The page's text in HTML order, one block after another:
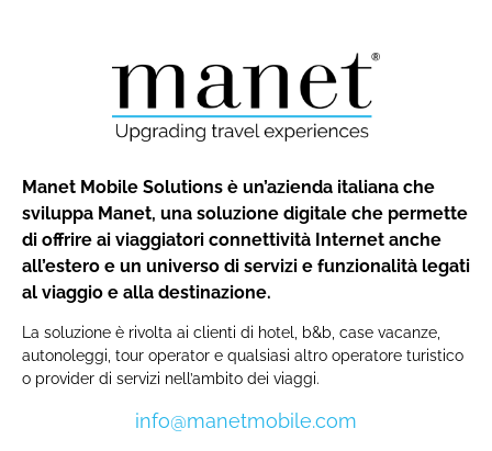
Manet Mobile Solutions è un’azienda italiana che
sviluppa Manet, una soluzione digitale che permette
di offrire ai viaggiatori connettività Internet anche
all’estero e un universo di servizi e funzionalità legati
al viaggio e alla destinazione.
La soluzione è rivolta ai clienti di hotel, b&b, case vacanze,
autonoleggi, tour operator e qualsiasi altro operatore turistico
o provider di servizi nell’ambito dei viaggi.
info@manetmobile.com